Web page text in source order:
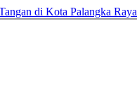
di Kota Palangka Raya